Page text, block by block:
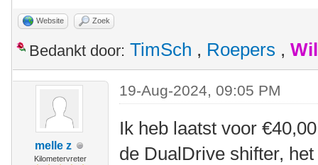
Website Zoek
Bedankt door: TimSch , Roepers ,
melle z
Kilometervreter
19-Aug-2024, 09:05 PM
Ik heb laatst voor
de DualDrive shifter,